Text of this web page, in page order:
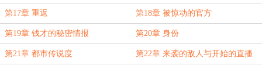
第17章 重返 第18章 被惊动的官方
第19章 钱才的秘密情报 第20章 身份
第21章 都市传说度 第22章 来袭的敌人与开始的直播